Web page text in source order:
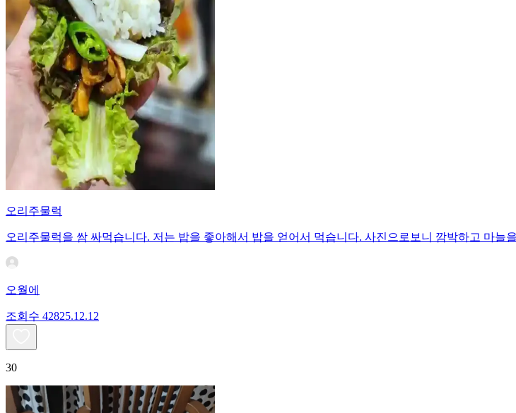
오리주물럭
오리주물럭을 쌈 싸먹습니다. 저는 밥을 좋아해서 밥을 얻어서 먹습니다. 사진으로보니 깜박하고 마늘
오월에
조회수 42825.12.12
30